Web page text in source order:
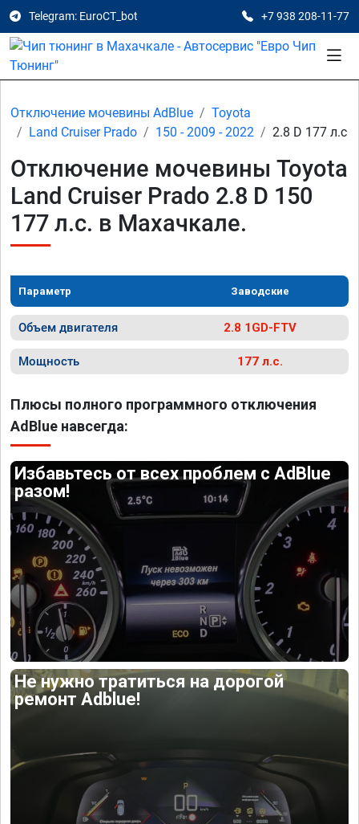
Telegram: EuroCT_bot +7 938 208-11-77
Отключение мочевины AdBlue
Toyota
Land Cruiser Prado
150 - 2009 - 2022 2.8 D 177 л.с
Отключение мочевины Toyota
Land Cruiser Prado 2.8 D 150
177 л.с. в Махачкале.
Параметр Заводские
Объем двигателя 2.8 1GD-FTV
Мощность 177 л.с.
Плюсы полного программного отключения
AdBlue навсегда:
Избавьтесь от всех проблем с AdBlue
разом!
Не нужно тратиться на дорогой
ремонт Adblue!